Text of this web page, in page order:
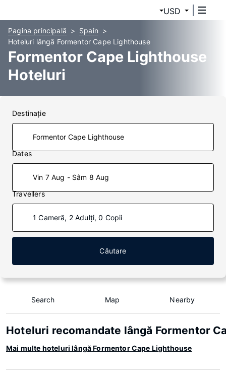
USD
Pagina principală
Spain
Hoteluri lângă Formentor Cape Lighthouse
Formentor Cape Lighthouse
Hoteluri
Destinaţie
Dates
Vin 7 Aug - Sâm 8 Aug
Travellers
1 Cameră, 2 Adulți, 0 Copii
Căutare
Search Map Nearby
Hoteluri recomandate lângă Formentor
Mai multe hoteluri lângă Formentor Cape Lighthouse